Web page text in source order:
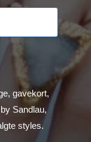
gavekort,
Sandlau,
styles.